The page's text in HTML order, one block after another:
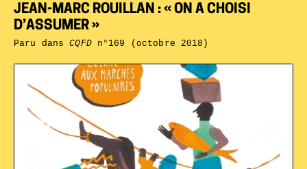
JEAN-MARC ROUILLAN : « ON A CHOISI
D’ASSUMER »
Paru dansCQFDn°169 (octobre 2018)